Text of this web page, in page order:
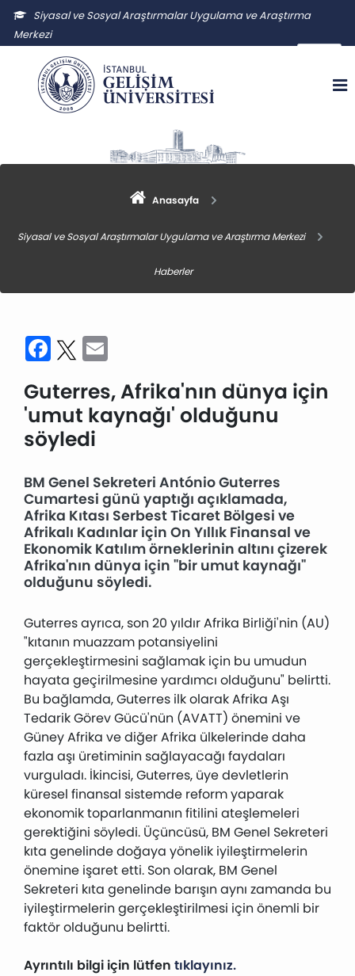
Siyasal ve Sosyal Araştırmalar Uygulama ve Araştırma
Merkezi
ssauam@gelisim.edu.tr
Anasayfa
Siyasal ve Sosyal Araştırmalar Uygulama ve Araştırma Merkezi
Haberler
Facebook
Twitter
Guterres, Afrika'nın dünya için
'umut kaynağı' olduğunu
söyledi
BM Genel Sekreteri António Guterres
Cumartesi günü yaptığı açıklamada,
Afrika Kıtası Serbest Ticaret Bölgesi ve
Afrikalı Kadınlar için On Yıllık Finansal ve
Ekonomik Katılım örneklerinin altını çizerek
Afrika'nın dünya için "bir umut kaynağı"
olduğunu söyledi.
Guterres ayrıca, son 20 yıldır Afrika Birliği'nin (AU)
"kıtanın muazzam potansiyelini
gerçekleştirmesini sağlamak için bu umudun
hayata geçirilmesine yardımcı olduğunu" belirtti.
Bu bağlamda, Guterres ilk olarak Afrika Aşı
Tedarik Görev Gücü'nün (AVATT) önemini ve
Güney Afrika ve diğer Afrika ülkelerinde daha
fazla aşı üretiminin sağlayacağı faydaları
vurguladı. İkincisi, Guterres, üye devletlerin
küresel finansal sistemde reform yaparak
ekonomik toparlanmanın fitilini ateşlemeleri
gerektiğini söyledi. Üçüncüsü, BM Genel Sekreteri
kıta genelinde doğaya yönelik iyileştirmelerin
önemine işaret etti. Son olarak, BM Genel
Sekreteri kıta genelinde barışın aynı zamanda bu
iyileştirmelerin gerçekleştirilmesi için önemli bir
faktör olduğunu belirtti.
Ayrıntılı bilgi için lütfen tıklayınız.